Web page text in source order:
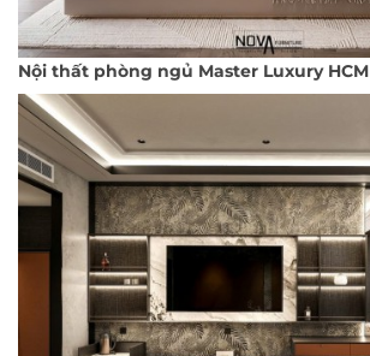
Nội thất phòng ngủ Master Luxury HCM